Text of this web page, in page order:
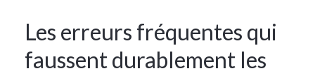
Les erreurs fréquentes qui
faussent durablement les